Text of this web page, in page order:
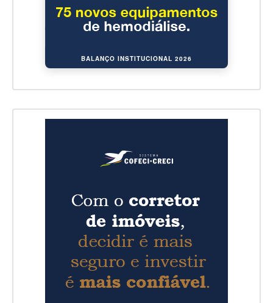
BALANÇO INSTITUCIONAL 2026